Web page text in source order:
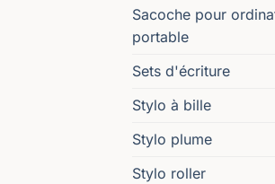
Sacoche pour
portable
Sets d'écriture
Stylo à bille
Stylo plume
Stylo roller